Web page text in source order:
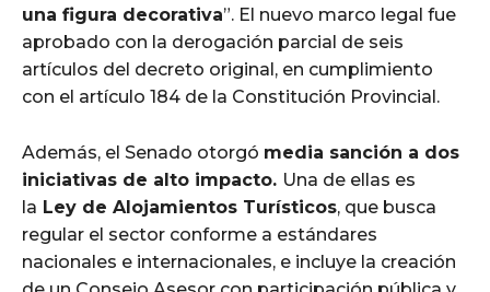
una figura decorativa”. El nuevo marco legal fue
aprobado con la derogación parcial de seis
artículos del decreto original, en cumplimiento
con el artículo 184 de la Constitución Provincial.
Además, el Senado otorgó media sanción a dos
iniciativas de alto impacto. Una de ellas es
la Ley de Alojamientos Turísticos, que busca
regular el sector conforme a estándares
nacionales e internacionales, e incluye la creación